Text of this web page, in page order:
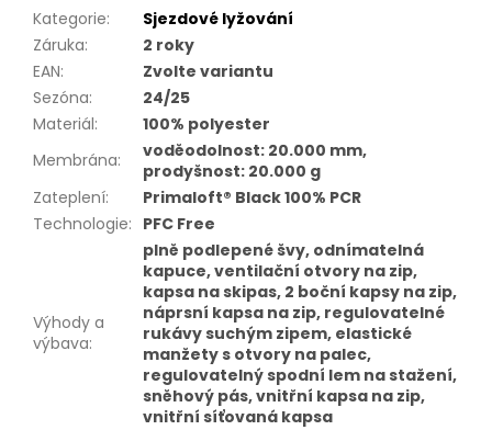
Kategorie:
Sjezdové lyžování
Záruka:
2 roky
EAN:
Zvolte variantu
Sezóna:
24/25
Materiál:
100% polyester
Membrána:
voděodolnost: 20.000 mm,
prodyšnost: 20.000 g
Zateplení:
Primaloft® Black 100% PCR
Technologie: PFC Free
Výhody a
výbava:
plně podlepené švy, odnímatelná
kapuce, ventilační otvory na zip,
kapsa na skipas, 2 boční kapsy na zip,
náprsní kapsa na zip, regulovatelné
rukávy suchým zipem, elastické
manžety s otvory na palec,
regulovatelný spodní lem na stažení,
sněhový pás, vnitřní kapsa na zip,
vnitřní síťovaná kapsa